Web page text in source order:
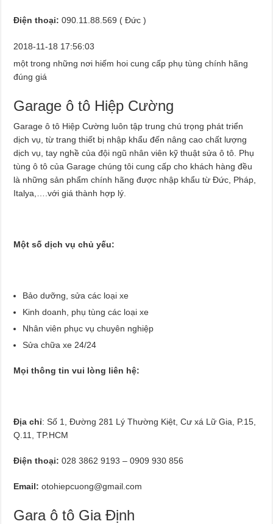
Điện thoại:090.11.88.569 ( Đức )
2018-11-18 17:56:03
một trong những nơi hiếm hoi cung cấp phụ tùng chính hãng
đúng giá
Garage ô tô Hiệp Cường
Garage ô tô Hiệp Cường luôn tập trung chú trọng phát triển
dịch vụ, từ trang thiết bị nhập khẩu đến nâng cao chất lượng
dịch vụ, tay nghề của đội ngũ nhân viên kỹ thuật sửa ô tô. Phụ
tùng ô tô của Garage chúng tôi cung cấp cho khách hàng đều
là những sản phẩm chính hãng được nhập khẩu từ Đức, Pháp,
Italya,….với giá thành hợp lý.
Một số dịch vụ chủ yếu:
Bảo dưỡng, sửa các loại xe
Kinh doanh, phụ tùng các loại xe
Nhân viên phục vụ chuyên nghiệp
Sửa chữa xe 24/24
Mọi thông tin vui lòng liên hệ:
Địa chỉ: Số 1, Đường 281 Lý Thường Kiệt, Cư xá Lữ Gia, P.15,
Q.11, TP.HCM
Điện thoại:028 3862 9193 – 0909 930 856
Email: otohiepcuong@gmail.com
Gara ô tô Gia Định